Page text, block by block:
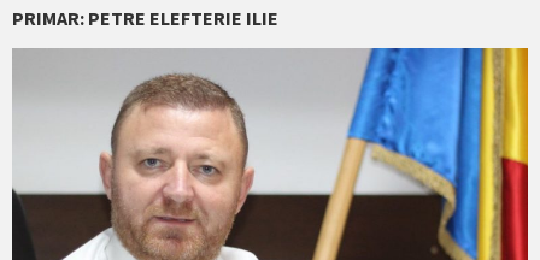
PRIMAR: PETRE ELEFTERIE ILIE